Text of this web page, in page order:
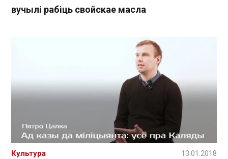
вучылі рабіць свойскае масла
Культура 13.01.2018